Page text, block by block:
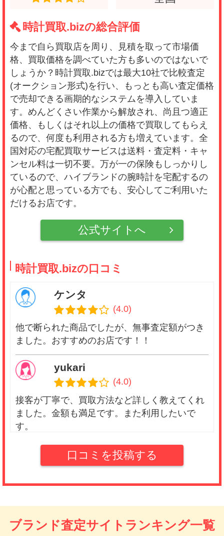
時計買取.bizの総合評価
今まで自ら買取店を周り、見積を取って市場価
格、買取価格を調べていた方も多いのではないで
しょうか？時計買取.bizでは最大10社で比較査定
(オークション形式)を行い、もっとも高い査定価格
で売却できる画期的なシステムを導入していま
す。めんどくさい作業から解放され、尚且つ適正
価格、もしくはそれ以上の価格で買取してもらえ
るので、何度も利用される方も増えています。全
国対応の宅配買取サービスは送料・査定料・キャ
ンセル料は一切不要。万が一の保険もしっかりし
ているので、ハイブランドの腕時計を宅配するの
が心配と思っている方でも、安心してご利用いた
だけるお店です。
公式サイトへ
時計買取.bizの口コミ
ケンタ
(4.0)
他で断られた商品でしたが、無事査定額がつき
ました。おすすめのお店です！！
yukari
(4.0)
接客が丁寧で、買取方法など詳しく教えてくれ
ました。金額も満足です。また利用したいで
す。
愛子
(3.5)
少し痛みがあったせいか、査定額は低く感じま
口コミを投稿する
ブランド査定サイトランキング一覧